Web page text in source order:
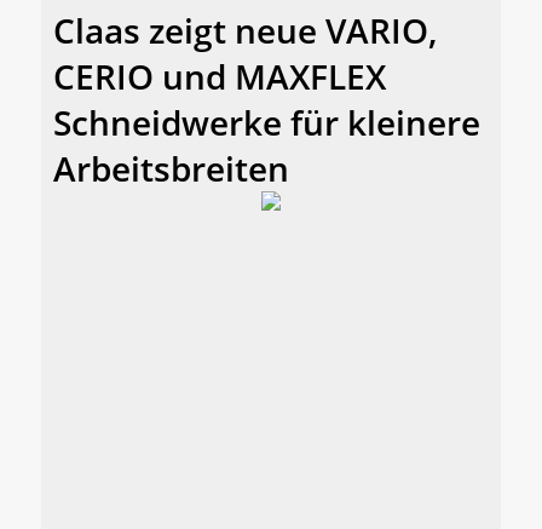
Claas zeigt neue VARIO,
CERIO und MAXFLEX
Schneidwerke für kleinere
Arbeitsbreiten